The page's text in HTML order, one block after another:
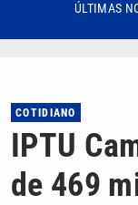
ÚLTIMAS
COTIDIANO
IPTU
de 469